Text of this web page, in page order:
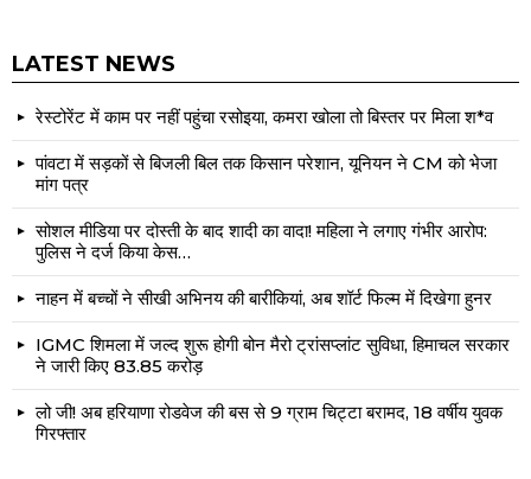
LATEST NEWS
रेस्टोरेंट में काम पर नहीं पहुंचा रसोइया, कमरा खोला तो बिस्तर पर मिला श*व
पांवटा में सड़कों से बिजली बिल तक किसान परेशान, यूनियन ने CM को भेजा
मांग पत्र
सोशल मीडिया पर दोस्ती के बाद शादी का वादा! महिला ने लगाए गंभीर आरोप:
पुलिस ने दर्ज किया केस…
नाहन में बच्चों ने सीखी अभिनय की बारीकियां, अब शॉर्ट फिल्म में दिखेगा हुनर
IGMC शिमला में जल्द शुरू होगी बोन मैरो ट्रांसप्लांट सुविधा, हिमाचल सरकार
ने जारी किए ₹83.85 करोड़
लो जी! अब हरियाणा रोडवेज की बस से 9 ग्राम चिट्टा बरामद, 18 वर्षीय युवक
गिरफ्तार